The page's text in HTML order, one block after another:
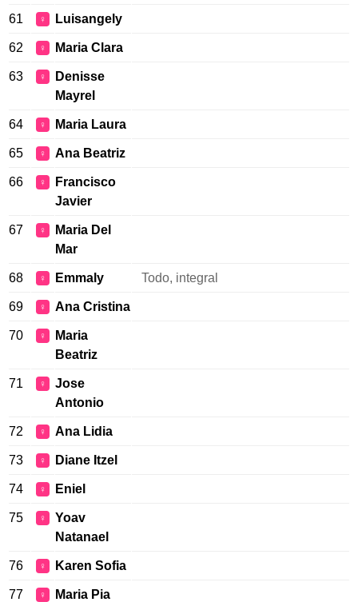
61 ♀ Luisangely
62 ♀ Maria Clara
63 ♀
Denisse
Mayrel
64 ♀ Maria Laura
65 ♀ Ana Beatriz
66 ♀
Francisco
Javier
67 ♀
Maria Del
Mar
68 ♀ Emmaly Todo, integral
69 ♀ Ana Cristina
70 ♀
Maria
Beatriz
71 ♀
Jose
Antonio
72 ♀ Ana Lidia
73 ♀ Diane Itzel
74 ♀ Eniel
75 ♀
Yoav
Natanael
76 ♀ Karen Sofia
77 ♀ Maria Pia